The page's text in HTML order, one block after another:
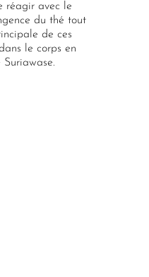
réagir avec le
du thé tout
de ces
le corps en